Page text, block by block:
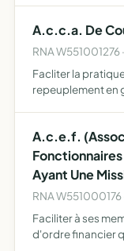
A.c.c.a. De
RNA W551001276
Facliter la
repeuplement en
A.c.e.f.
Ayant Une
RNA W551000176
Faciliter à ses
d'ordre financier